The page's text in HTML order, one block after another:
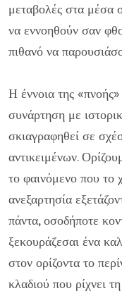
μεταβολές στα μέσα
να εννοηθούν σαν
πιθανό να
Η έννοια της
συνάρτηση με
σκιαγραφηθεί σε
αντικειμένων.
το φαινόμενο που το
ανεξαρτησία
πάντα, οσοδήποτε
ξεκουράζεσαι ένα
στον ορίζοντα το
κλαδιού που ρίχνει